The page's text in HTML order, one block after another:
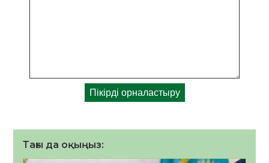
Тағы да оқыңыз: